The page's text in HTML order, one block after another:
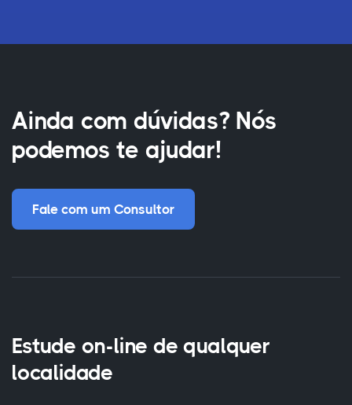
Ainda com dúvidas? Nós
podemos te ajudar!
Fale com um Consultor
Estude on-line de qualquer
localidade